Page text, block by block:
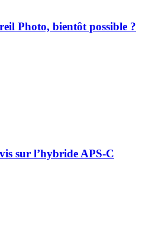
Photo, bientôt possible ?
sur l’hybride APS-C